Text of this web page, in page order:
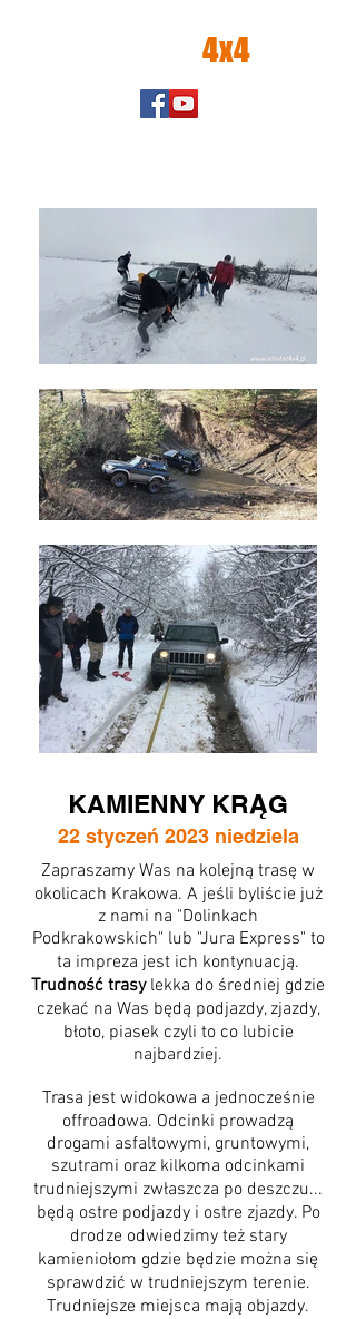
4x4
KAMIENNY KRĄG
22 styczeń 2023 niedziela
Zapraszamy Was na kolejną trasę w
okolicach Krakowa. A jeśli byliście już
z nami na "Dolinkach
Podkrakowskich" lub "Jura Express" to
ta impreza jest ich kontynuacją.
Trudność trasy lekka do średniej gdzie
czekać na Was będą podjazdy, zjazdy,
błoto, piasek czyli to co lubicie
najbardziej.
Trasa jest widokowa a jednocześnie
offroadowa. Odcinki prowadzą
drogami asfaltowymi, gruntowymi,
szutrami oraz kilkoma odcinkami
trudniejszymi zwłaszcza po deszczu...
będą ostre podjazdy i ostre zjazdy. Po
drodze odwiedzimy też stary
kamieniołom gdzie będzie można się
sprawdzić w trudniejszym terenie.
Trudniejsze miejsca mają objazdy.